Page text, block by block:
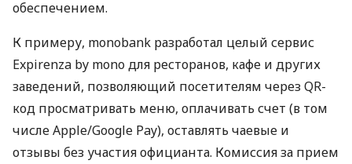
обеспечением.
К примеру, monobank разработал целый сервис
Expirenza by mono для ресторанов, кафе и других
заведений, позволяющий посетителям через QR-
код просматривать меню, оплачивать счет (в том
числе Apple/Google Pay), оставлять чаевые и
отзывы без участия официанта. Комиссия за прием